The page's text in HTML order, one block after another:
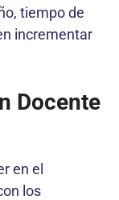
tiempo de
incrementar
Docente
en el
los